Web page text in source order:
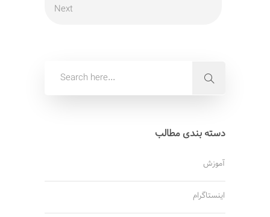
Next
دسته بندی مطالب
آموزش
اینستاگرام